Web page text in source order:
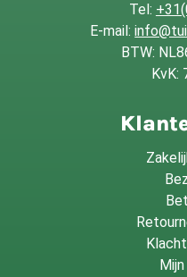
Tel:
E-mail:
BTW:
KvK: